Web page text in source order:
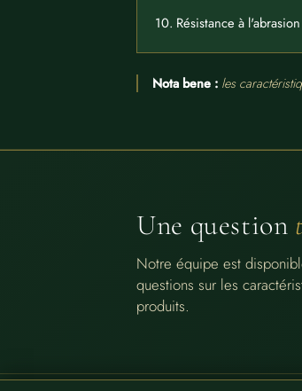
10. Résistance à l'abrasion
Nota bene : les
Une question
Notre équipe est
questions sur les
produits.